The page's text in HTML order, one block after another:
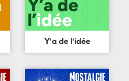
Y'a de l'idée